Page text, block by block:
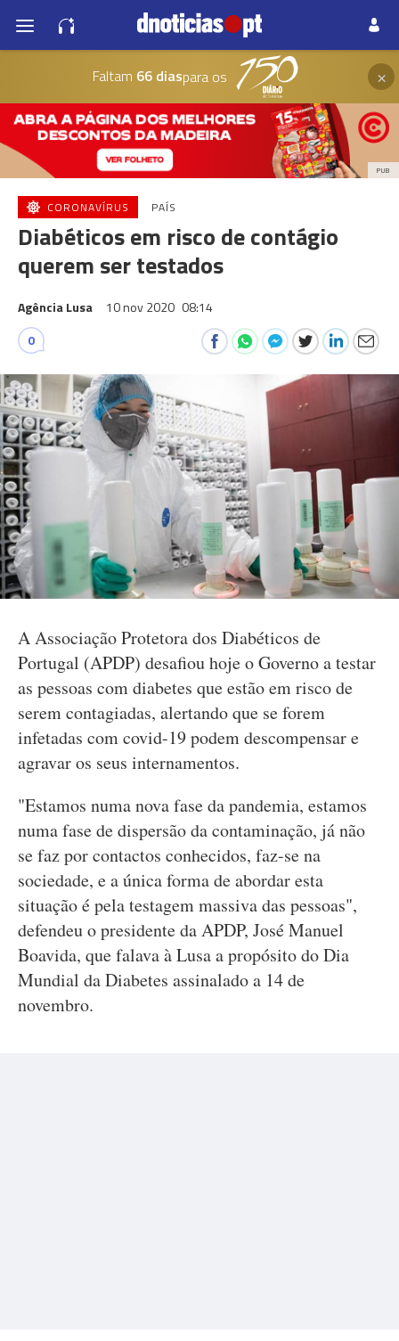
Faltam 66 diaspara os ×
PUB
CORONAVÍRUS PAÍS
Diabéticos em risco de contágio
querem ser testados
Agência Lusa 10 nov 2020 08:14
0
A Associação Protetora dos Diabéticos de
Portugal (APDP) desafiou hoje o Governo a testar
as pessoas com diabetes que estão em risco de
serem contagiadas, alertando que se forem
infetadas com covid-19 podem descompensar e
agravar os seus internamentos.
"Estamos numa nova fase da pandemia, estamos
numa fase de dispersão da contaminação, já não
se faz por contactos conhecidos, faz-se na
sociedade, e a única forma de abordar esta
situação é pela testagem massiva das pessoas",
defendeu o presidente da APDP, José Manuel
Boavida, que falava à Lusa a propósito do Dia
Mundial da Diabetes assinalado a 14 de
novembro.